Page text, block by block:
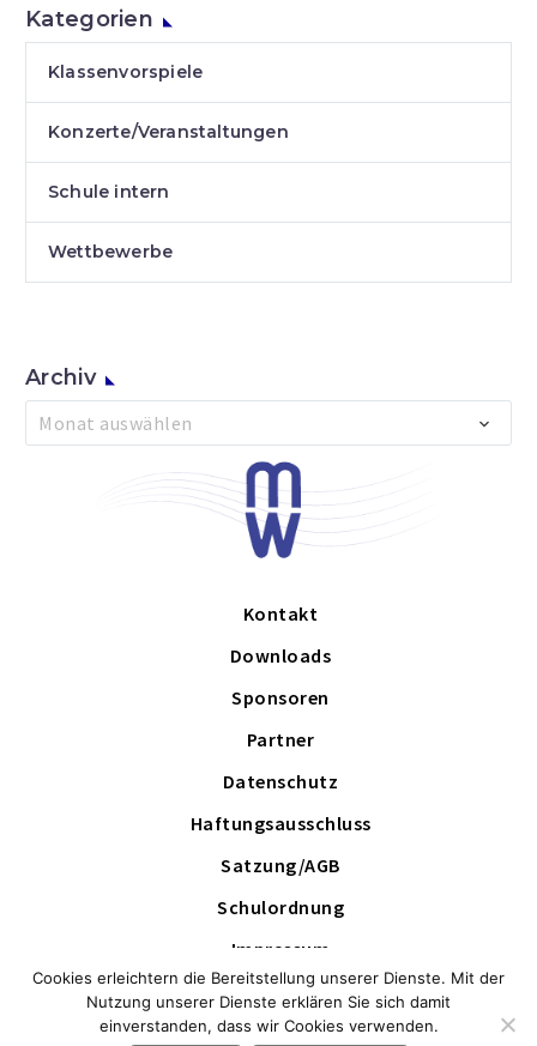
Kategorien
Klassenvorspiele
Konzerte/Veranstaltungen
Schule intern
Wettbewerbe
Archiv
Archiv
Monat auswählen
Kontakt
Downloads
Sponsoren
Partner
Datenschutz
Haftungsausschluss
Satzung/AGB
Schulordnung
Impressum
Schutzkonzept
Cookies erleichtern die Bereitstellung unserer Dienste. Mit der
Nutzung unserer Dienste erklären Sie sich damit
einverstanden, dass wir Cookies verwenden.